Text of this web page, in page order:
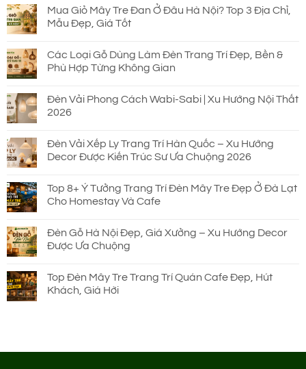
Mua Giỏ Mây Tre Đan Ở Đâu Hà Nội? Top 3 Địa Chỉ,
Mẫu Đẹp, Giá Tốt
Các Loại Gỗ Dùng Làm Đèn Trang Trí Đẹp, Bền &
Phù Hợp Từng Không Gian
Đèn Vải Phong Cách Wabi-Sabi | Xu Hướng Nội Thất
2026
Đèn Vải Xếp Ly Trang Trí Hàn Quốc – Xu Hướng
Decor Được Kiến Trúc Sư Ưa Chuộng 2026
Top 8+ Ý Tưởng Trang Trí Đèn Mây Tre Đẹp Ở Đà Lạt
Cho Homestay Và Cafe
Đèn Gỗ Hà Nội Đẹp, Giá Xưởng – Xu Hướng Decor
Được Ưa Chuộng
Top Đèn Mây Tre Trang Trí Quán Cafe Đẹp, Hút
Khách, Giá Hời